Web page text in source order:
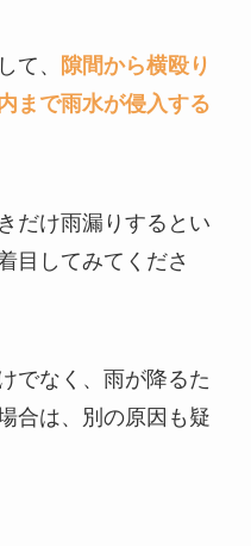
て、
隙間から横殴り
まで雨水が侵入する
だけ雨漏りするとい
目してみてくださ
でなく、雨が降るた
合は、別の原因も疑